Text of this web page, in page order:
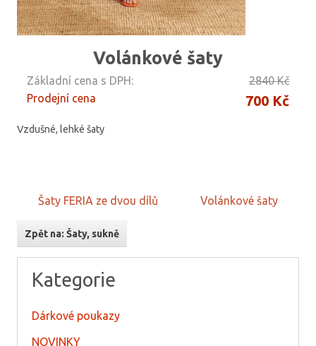
Volánkové šaty
Základní cena s DPH:
2840 Kč
Prodejní cena
700 Kč
Vzdušné, lehké šaty
Volánkové šaty
Šaty FERIA ze dvou dílů
Zpět na: Šaty, sukně
Kategorie
Dárkové poukazy
NOVINKY